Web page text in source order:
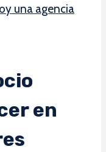
una agencia
en